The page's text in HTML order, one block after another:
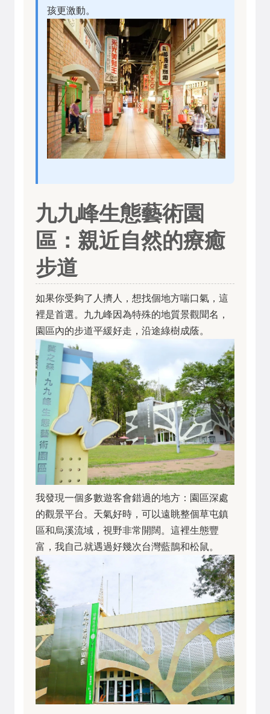
孩更激動。
九九峰生態藝術園
區：親近自然的療癒
步道
如果你受夠了人擠人，想找個地方喘口氣，這
裡是首選。九九峰因為特殊的地質景觀聞名，
園區內的步道平緩好走，沿途綠樹成蔭。
我發現一個多數遊客會錯過的地方：園區深處
的觀景平台。天氣好時，可以遠眺整個草屯鎮
區和烏溪流域，視野非常開闊。這裡生態豐
富，我自己就遇過好幾次台灣藍鵲和松鼠。